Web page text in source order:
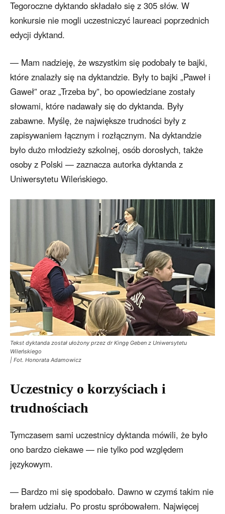
Tegoroczne dyktando składało się z 305 słów. W
konkursie nie mogli uczestniczyć laureaci poprzednich
edycji dyktand.
— Mam nadzieję, że wszystkim się podobały te bajki,
które znalazły się na dyktandzie. Były to bajki „Paweł i
Gaweł” oraz „Trzeba by”, bo opowiedziane zostały
słowami, które nadawały się do dyktanda. Były
zabawne. Myślę, że największe trudności były z
zapisywaniem łącznym i rozłącznym. Na dyktandzie
było dużo młodzieży szkolnej, osób dorosłych, także
osoby z Polski — zaznacza autorka dyktanda z
Uniwersytetu Wileńskiego.
Tekst dyktanda został ułożony przez dr Kingę Geben z Uniwersytetu
Wileńskiego
| Fot. Honorata Adamowicz
Uczestnicy o korzyściach i
trudnościach
Tymczasem sami uczestnicy dyktanda mówili, że było
ono bardzo ciekawe — nie tylko pod względem
językowym.
— Bardzo mi się spodobało. Dawno w czymś takim nie
brałem udziału. Po prostu spróbowałem. Najwięcej